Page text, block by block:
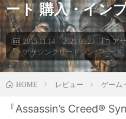
ート 購入・イン
2015.11.14 2021.09.23
ア
アサシンクリードシンジケート
HOME レビュー ゲーム
『Assassin’s Creed®